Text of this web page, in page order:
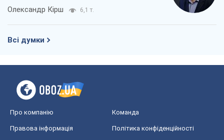
Олександр Кірш 6,1 т.
Всі думки
Про компанію Команда
Правова інформація Політика конфіденційності